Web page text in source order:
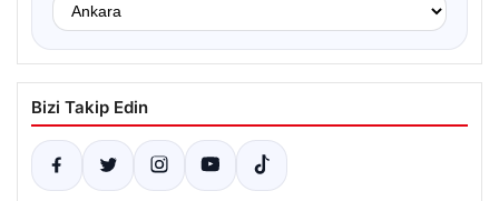
Bizi Takip Edin